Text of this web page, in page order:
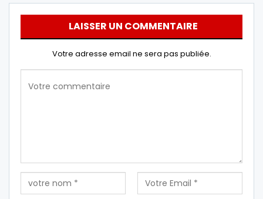
LAISSER UN COMMENTAIRE
Votre adresse email ne sera pas publiée.